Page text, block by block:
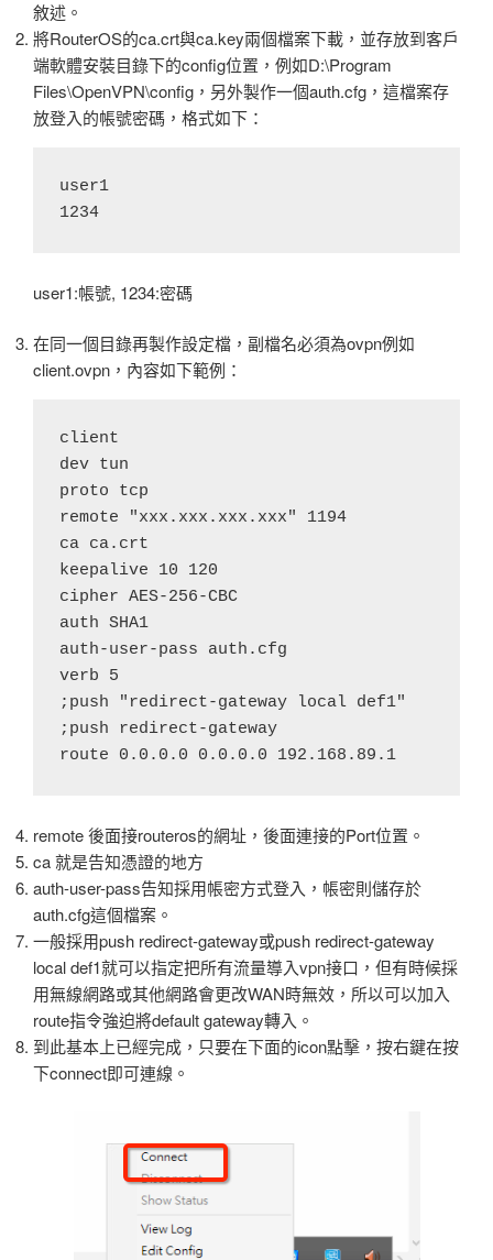
敘述。
將RouterOS的ca.crt與ca.key兩個檔案下載，並存放到客戶
端軟體安裝目錄下的config位置，例如D:\Program
Files\OpenVPN\config，另外製作一個auth.cfg，這檔案存
放登入的帳號密碼，格式如下：
user1
user1:帳號, 1234:密碼
在同一個目錄再製作設定檔，副檔名必須為ovpn例如
client.ovpn，內容如下範例：
client
dev tun
proto tcp
remote "xxx.xxx.xxx.xxx" 1194
ca ca.crt
keepalive 10 120
cipher AES-256-CBC
auth SHA1
auth-user-pass auth.cfg
verb 5
;push "redirect-gateway local def1"
;push redirect-gateway
remote 後面接routeros的網址，後面連接的Port位置。
ca 就是告知憑證的地方
auth-user-pass告知採用帳密方式登入，帳密則儲存於
auth.cfg這個檔案。
一般採用push redirect-gateway或push redirect-gateway
local def1就可以指定把所有流量導入vpn接口，但有時候採
用無線網路或其他網路會更改WAN時無效，所以可以加入
route指令強迫將default gateway轉入。
到此基本上已經完成，只要在下面的icon點擊，按右鍵在按
下connect即可連線。